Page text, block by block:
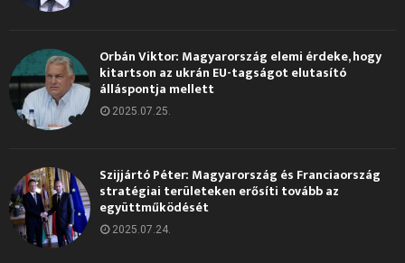
Orbán Viktor: Magyarország elemi érdeke, hogy
kitartson az ukrán EU-tagságot elutasító
álláspontja mellett
2025.07.25.
Szijjártó Péter: Magyarország és Franciaország
stratégiai területeken erősíti tovább az
együttműködését
2025.07.24.